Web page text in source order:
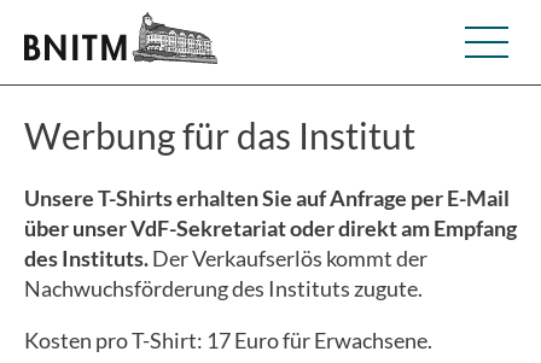
Werbung für das Institut
Unsere T-Shirts erhalten Sie auf Anfrage per E-Mail
über unser VdF-Sekretariat oder direkt am Empfang
des Instituts.Der Verkaufserlös kommt der
Nachwuchsförderung des Instituts zugute.
Kosten pro T-Shirt: 17 Euro für Erwachsene.